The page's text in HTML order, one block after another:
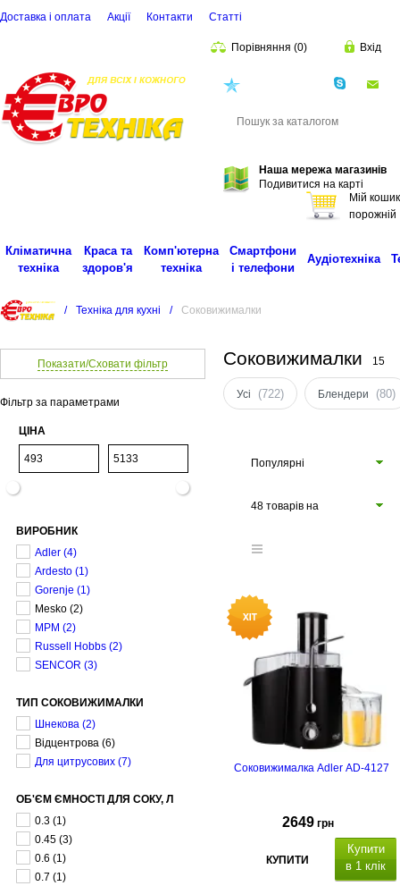
Доставка і оплата Акції Контакти Статті
Порівняння (0) Вхід
Наша мережа магазинів
Подивитися на карті
Мій кошик
порожній
Кліматична
техніка
Краса та
здоров'я
Комп'ютерна
техніка
Смартфони
і телефони
Аудіотехніка
/ Техніка для кухні / Соковижималки
Показати/Сховати фільтр
Фільтр за параметрами
ЦІНА
ВИРОБНИК
Adler (4)
Ardesto (1)
Gorenje (1)
Mesko (2)
MPM (2)
Russell Hobbs (2)
SENCOR (3)
ТИП СОКОВИЖИМАЛКИ
Шнекова (2)
Відцентрова (6)
Для цитрусових (7)
ОБ'ЄМ ЄМНОСТІ ДЛЯ СОКУ, Л
0.3 (1)
0.45 (3)
0.6 (1)
0.7 (1)
Cоковижималки 15
Усі (722) Блендери (80)
Популярні
48 товарів на
Соковижималка Adler AD-4127
2649 грн
КУПИТИ
Купити
в 1 клік